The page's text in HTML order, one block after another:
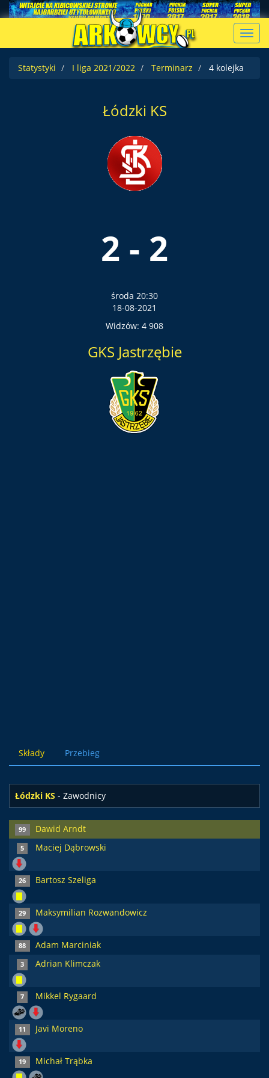
Statystyki
I liga 2021/2022 Terminarz 4 kolejka
Łódzki KS
2 - 2
środa 20:30
18-08-2021
Widzów: 4 908
GKS Jastrzębie
Składy Przebieg
Łódzki KS - Zawodnicy
99 Dawid Arndt
5 Maciej Dąbrowski
26 Bartosz Szeliga
29 Maksymilian Rozwandowicz
88 Adam Marciniak
3 Adrian Klimczak
7 Mikkel Rygaard
11 Javi Moreno
19 Michał Trąbka